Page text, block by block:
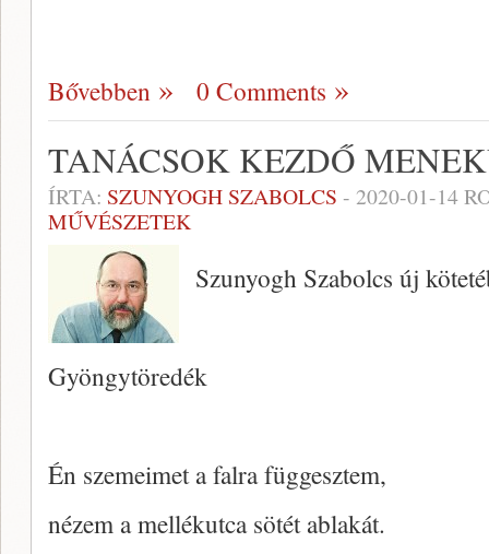
Bővebben 0 Comments
TANÁCSOK KEZDŐ
ÍRTA: SZUNYOGH SZABOLCS - 2020-01-14
MŰVÉSZETEK
Szunyogh Szabolcs új
Gyöngytöredék
Én szemeimet a falra függesztem,
nézem a mellékutca sötét ablakát.